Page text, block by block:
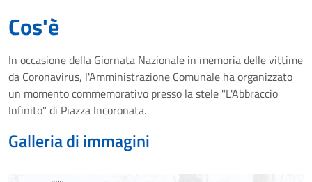
Cos'è
In occasione della Giornata Nazionale in memoria delle vittime
da Coronavirus, l'Amministrazione Comunale ha organizzato
un momento commemorativo presso la stele "L'Abbraccio
Infinito" di Piazza Incoronata.
Galleria di immagini